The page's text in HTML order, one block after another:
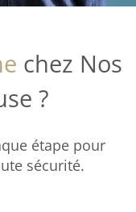
chez Nos
?
étape pour
sécurité.